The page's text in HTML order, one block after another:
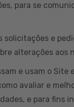
para se
solicitações e
alterações aos
e usam o Site
avaliar e
e para fins